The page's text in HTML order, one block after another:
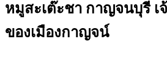
หมูสะเต๊ะชา กาญจนบุรี เจ้
ของเมืองกาญจน์